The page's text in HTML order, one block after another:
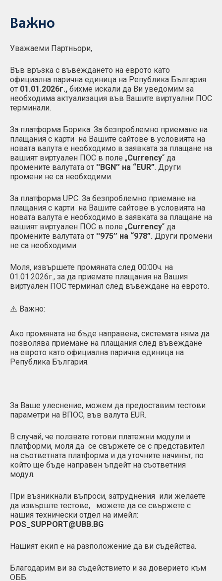
Важно
Уважаеми Партньори,
Във връзка с въвеждането на еврото като
официална парична единица на Република България
от 01.01.2026г., бихме искали да Ви уведомим за
необходима актуализация във Вашите виртуални ПОС
терминали.
За платформа Борика: За безпроблемно приемане на
плащания с карти на Вашите сайтове в условията на
новата валута е необходимо в заявката за плащане на
вашият виртуален ПОС в поле „Currency“ да
промените валутата от ''BGN’’ на “EUR”. Други
промени не са необходими.
За платформа UPC: За безпроблемно приемане на
плащания с карти на Вашите сайтове в условията на
новата валута е необходимо в заявката за плащане на
вашият виртуален ПОС в поле „Currency“ да
промените валутата от ''975’’ на “978”. Други промени
не са необходими
Моля, извършете промяната след 00:00ч. на
01.01.2026г., за да приемате плащания на Вашия
виртуален ПОС терминал след въвеждане на еврото.
⚠️ Важно:
Ако промяната не бъде направена, системата няма да
позволява приемане на плащания след въвеждане
на еврото като официална парична единица на
Република България.
За Ваше улеснение, можем да предоставим тестови
параметри на ВПОС, във валута EUR.
В случай, че ползвате готови платежни модули и
платформи, моля да се свържете се с представител
на съответната платформа и да уточните начинът, по
който ще бъде направен ъпдейт на съответния
модул.
При възникнали въпроси, затруднения или желаете
да извърште тестове, можете да се свържете с
нашия технически отдел на имейл:
POS_SUPPORT@UBB.BG
Нашият екип е на разположение да ви съдейства.
Благодарим ви за съдействието и за доверието към
ОББ.